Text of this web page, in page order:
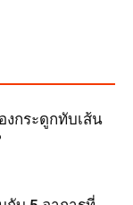
งกระดูกทับเส้น